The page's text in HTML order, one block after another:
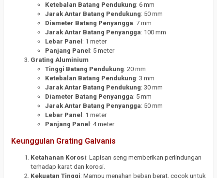
Ketebalan Batang Pendukung: 6 mm
Jarak Antar Batang Pendukung: 50 mm
Diameter Batang Penyangga: 7 mm
Jarak Antar Batang Penyangga: 100 mm
Lebar Panel : 1 meter
Panjang Panel : 5 meter
Grating Aluminium
Tinggi Batang Pendukung: 20 mm
Ketebalan Batang Pendukung: 3 mm
Jarak Antar Batang Pendukung: 30 mm
Diameter Batang Penyangga: 5 mm
Jarak Antar Batang Penyangga: 50 mm
Lebar Panel : 1 meter
Panjang Panel : 4 meter
Keunggulan Grating Galvanis
Ketahanan Korosi: Lapisan seng memberikan perlindungan
terhadap karat dan korosi.
Kekuatan Tinggi: Mampu menahan beban berat, cocok untuk